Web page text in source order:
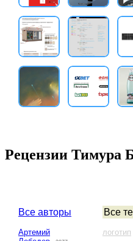
Рецензии Тимура
Все авторы
Артемий
Все
логотип